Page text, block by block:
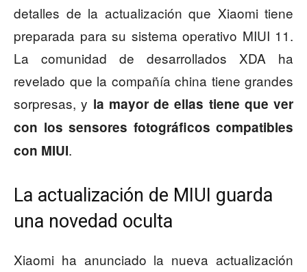
detalles de la actualización que Xiaomi tiene
preparada para su sistema operativo MIUI 11.
La comunidad de desarrollados XDA ha
revelado que la compañía china tiene grandes
sorpresas, y la mayor de ellas tiene que ver
con los sensores fotográficos compatibles
con MIUI.
La actualización de MIUI guarda
una novedad oculta
Xiaomi ha anunciado la nueva actualización